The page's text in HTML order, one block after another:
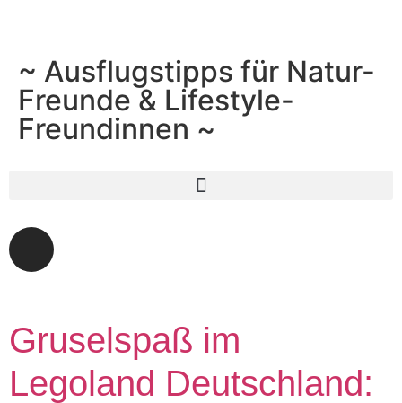
~ Ausflugstipps für Natur-
Freunde & Lifestyle-
Freundinnen ~
Gruselspaß im
Legoland Deutschland: